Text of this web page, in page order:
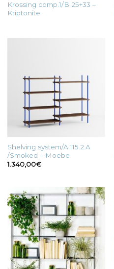
Krossing comp.1/B 25+33 –
Kriptonite
Shelving system/A.115.2.A
/Smoked – Moebe
1.340,00€